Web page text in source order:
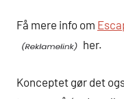
Få mere info om
her.
Konceptet gør det